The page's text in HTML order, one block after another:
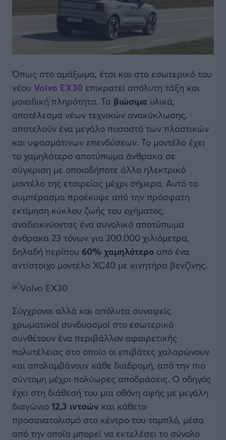
Όπως στο αμάξωμα, έτσι και στο εσωτερικό του
νέου Volvo EX30 επικρατεί απόλυτη τάξη και
μοναδική πληρότητα. Τα βιώσιμα υλικά,
αποτέλεσμα νέων τεχνικών ανακύκλωσης,
αποτελούν ένα μεγάλο ποσοστό των πλαστικών
και υφασμάτινων επενδύσεων. Το μοντέλο έχει
το χαμηλότερο αποτύπωμα άνθρακα σε
σύγκριση με οποιοδήποτε άλλο ηλεκτρικό
μοντέλο της εταιρείας μέχρι σήμερα. Αυτό το
συμπέρασμα προέκυψε από την πρόσφατη
εκτίμηση κύκλου ζωής του οχήματος,
αναδεικνύοντας ένα συνολικό αποτύπωμα
άνθρακα 23 τόνων για 200.000 χιλιόμετρα,
δηλαδή περίπου 60% χαμηλότερο από ένα
αντίστοιχο μοντέλο XC40 με κινητήρα βενζίνης.
Σύγχρονοι αλλά και απόλυτα συναφείς
χρωματικοί συνδυασμοί στο εσωτερικό
συνθέτουν ένα περιβάλλον αφαιρετικής
πολυτέλειας στο οποίο οι επιβάτες χαλαρώνουν
και απολαμβάνουν κάθε διαδρομή, από την πιο
σύντομη μέχρι πολύωρες αποδράσεις. Ο οδηγός
έχει στη διάθεσή του μια οθόνη αφής με μεγάλη
διαγώνιο 12,3 ιντσών και κάθετο
προσανατολισμό στο κέντρο του ταμπλό, μέσα
από την οποία μπορεί να εκτελέσει το σύνολο